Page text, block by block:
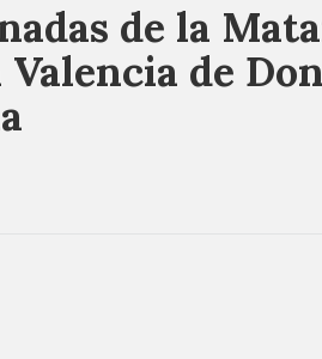
de la
Valencia de